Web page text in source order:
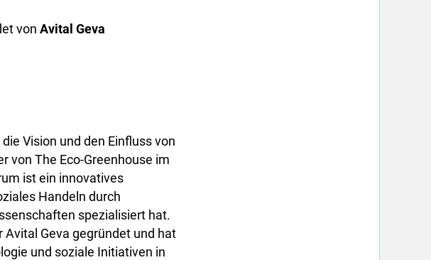
von Avital Geva
Vision und den Einfluss von
von The Eco-Greenhouse im
ist ein innovatives
Handeln durch
spezialisiert hat.
Avital Geva gegründet und hat
und soziale Initiativen in